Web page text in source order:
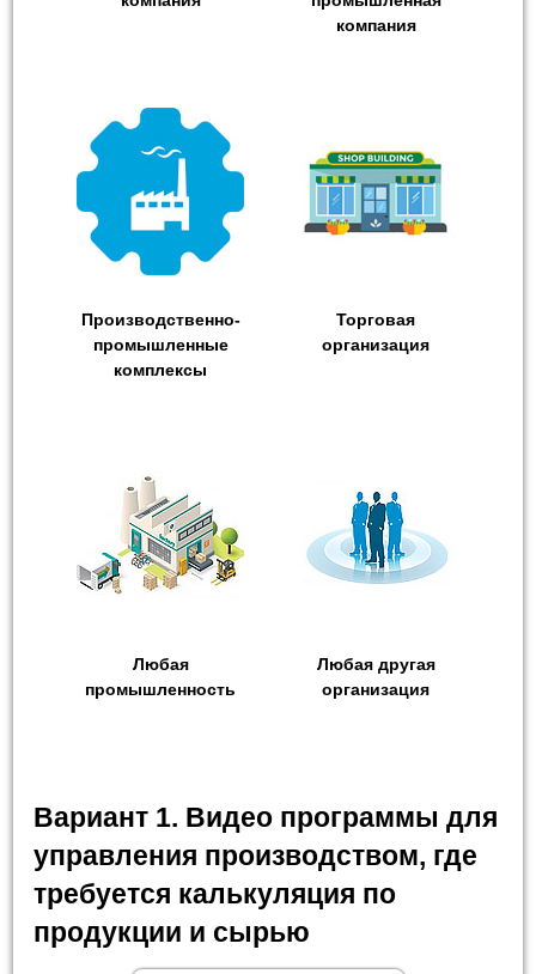
компания
Производственно-
промышленные
комплексы
Торговая
организация
Любая
промышленность
Любая другая
организация
Вариант 1. Видео программы для
управления производством, где
требуется калькуляция по
продукции и сырью